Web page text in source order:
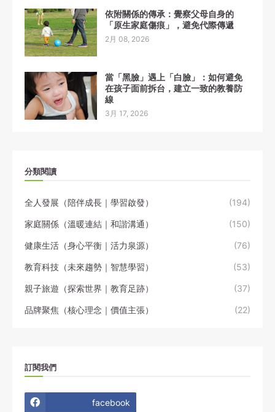
依附關係的傳承：覺察父母自身的
「原生家庭傷痕」，避免代際傳遞
2月 08, 2026
當「黑臉」遇上「白臉」：如何避免
在孩子面前拆台，建立一致的教養防
線
3月 17, 2026
分類閱讀
全人發展（陪伴成長｜學習啟發） (194)
家庭關係（溫暖連結｜和諧溝通） (150)
健康生活（身心平衡｜活力泉源） (76)
教育科技（未來趨勢｜智慧學習） (53)
親子旅遊（探索世界｜教育足跡） (37)
品牌聚焦（核心理念｜價值主張） (22)
訂閱我們
facebook